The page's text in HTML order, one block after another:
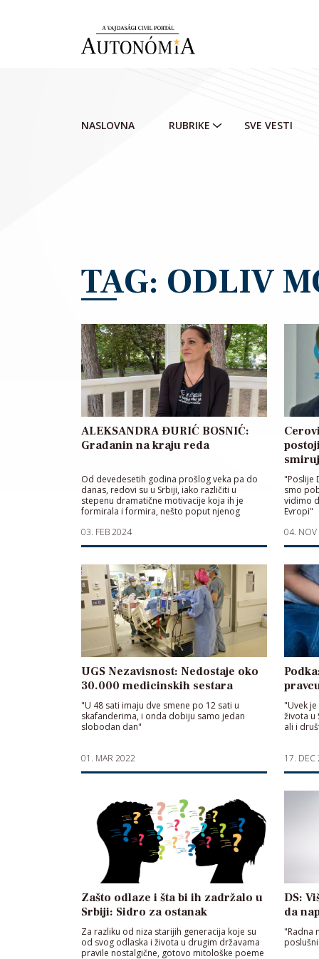
NASLOVNA RUBRIKE SVE VESTI
TAG: ODLIV
ALEKSANDRA ĐURIĆ BOSNIĆ:
Građanin na kraju reda
Od devedesetih godina prošlog veka pa do
danas, redovi su u Srbiji, iako različiti u
stepenu dramatične motivacije koja ih je
formirala i formira, nešto poput njenog
03. FEB 2024
"Poslije
smo
vidimo
Evropi"
04.
UGS Nezavisnost: Nedostaje oko
30.000 medicinskih sestara
"U 48 sati imaju dve smene po 12 sati u
skafanderima, i onda dobiju samo jedan
slobodan dan"
01. MAR 2022
"Uvek
života u
ali i
17. DEC
Zašto odlaze i šta bi ih zadržalo u
Srbiji: Sidro za ostanak
Za razliku od niza starijih generacija koje su
od svog odlaska i života u drugim državama
pravile nostalgične, gotovo mitološke poeme
DS:
da
"Radna